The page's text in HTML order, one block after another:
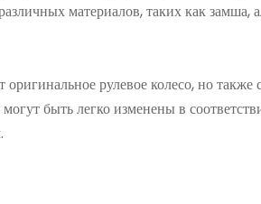
материалов, таких как замша,
рулевое колесо, но также
быть легко изменены в